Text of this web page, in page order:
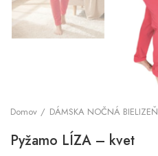
Domov DÁMSKA NOČNÁ BIELIZEŇ
Pyžamo LÍZA – kvet